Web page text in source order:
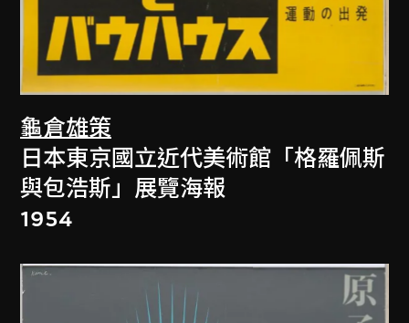
龜倉雄策
日本東京國立近代美術館「格羅佩斯
與包浩斯」展覽海報
1954